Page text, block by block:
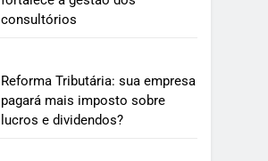
consultórios
Reforma Tributária: sua empresa
pagará mais imposto sobre
lucros e dividendos?